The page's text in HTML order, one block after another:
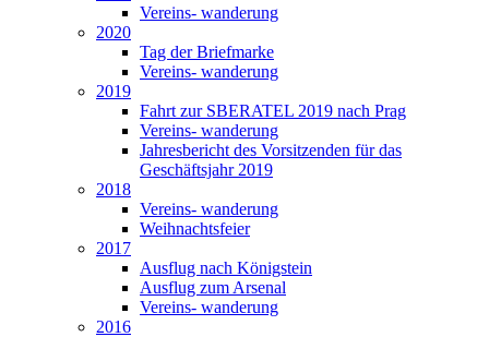
Vereins- wanderung
2020
Tag der Briefmarke
Vereins- wanderung
2019
Fahrt zur SBERATEL 2019 nach Prag
Vereins- wanderung
Jahresbericht des Vorsitzenden für das
Geschäftsjahr 2019
2018
Vereins- wanderung
Weihnachtsfeier
2017
Ausflug nach Königstein
Ausflug zum Arsenal
Vereins- wanderung
2016